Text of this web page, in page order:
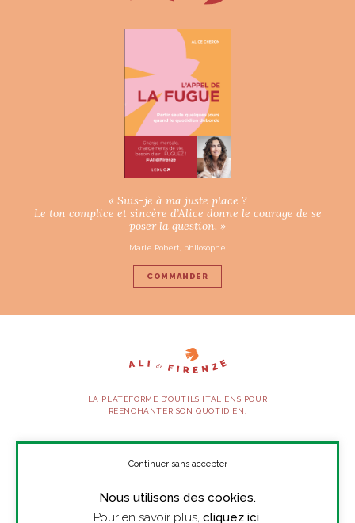
« Suis-je à ma juste place ?
Le ton complice et sincère d’Alice donne le courage de se
poser la question. »
Marie Robert, philosophe
COMMANDER
LA PLATEFORME D’OUTILS ITALIENS POUR
RÉENCHANTER SON QUOTIDIEN.
SUIVEZ-NOUS
Nous utilisons des cookies.
Pour en savoir plus, cliquez ici.
Continuer sans accepter